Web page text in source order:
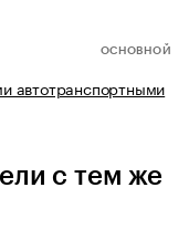
ОСНОВНОЙ
автотранспортными
с тем же